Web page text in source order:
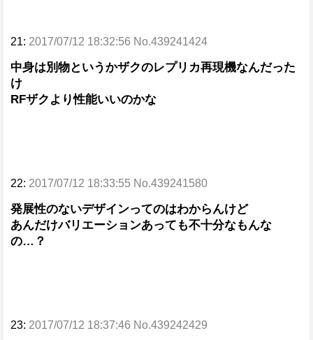
21: 2017/07/12 18:32:56 No.439241424
中身は別物というかザクのレプリカ再現機なんだった
け
RFザクより性能いいのかな
22: 2017/07/12 18:33:55 No.439241580
発展性のないデザインってのはわからんけど
あんだけバリエーションあっても不十分なもんな
の…？
23: 2017/07/12 18:37:46 No.439242429